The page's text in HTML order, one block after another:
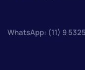
WhatsApp: (11) 9